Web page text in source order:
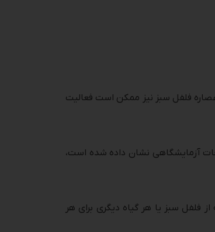
فلفل سبز نیز ممکن است فعالیت
آزمایشگاهی نشان داده شده است،
سبز یا هر گیاه دیگری برای هر